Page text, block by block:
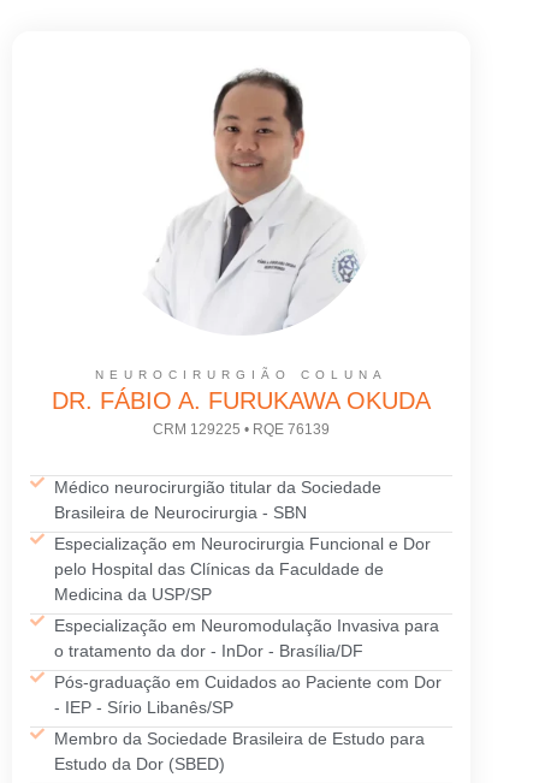
NEUROCIRURGIÃO COLUNA
DR. FÁBIO A. FURUKAWA OKUDA
CRM 129225 • RQE 76139
Médico neurocirurgião titular da Sociedade
Brasileira de Neurocirurgia - SBN
Especialização em Neurocirurgia Funcional e Dor
pelo Hospital das Clínicas da Faculdade de
Medicina da USP/SP
Especialização em Neuromodulação Invasiva para
o tratamento da dor - InDor - Brasília/DF
Pós-graduação em Cuidados ao Paciente com Dor
- IEP - Sírio Libanês/SP
Membro da Sociedade Brasileira de Estudo para
Estudo da Dor (SBED)